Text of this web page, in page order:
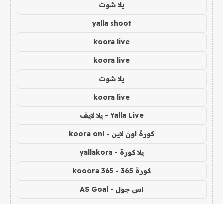
يلا شوت
yalla shoot
koora live
koora live
يلا شوت
koora live
Yalla Live - يلا لايف
كورة اون لاين - koora onl
يلا كورة - yallakora
كورة 365 - kooora 365
اس جول - AS Goal